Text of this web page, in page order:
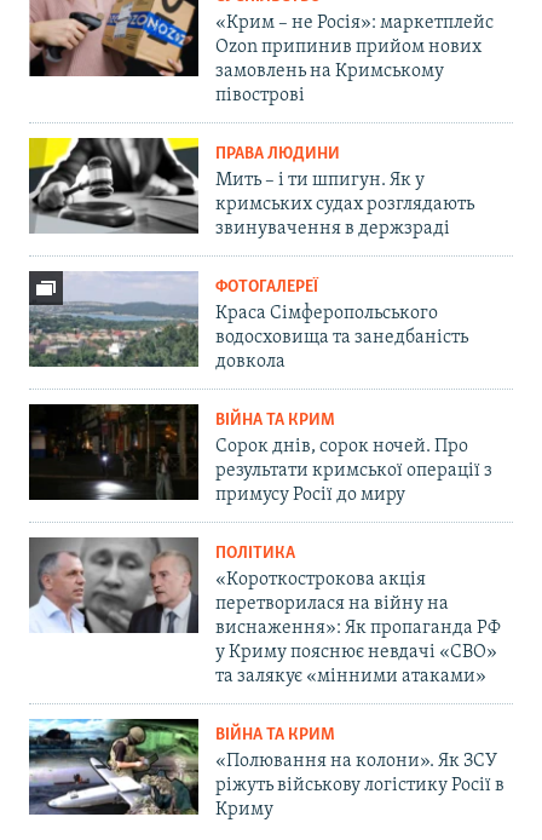
«Крим – не Росія»: маркетплейс
Ozon припинив прийом нових
замовлень на Кримському
півострові
ПРАВА ЛЮДИНИ
Мить – і ти шпигун. Як у
кримських судах розглядають
звинувачення в держзраді
ФОТОГАЛЕРЕЇ
Краса Сімферопольського
водосховища та занедбаність
довкола
ВІЙНА ТА КРИМ
Сорок днів, сорок ночей. Про
результати кримської операції з
примусу Росії до миру
ПОЛІТИКА
«Короткострокова акція
перетворилася на війну на
виснаження»: Як пропаганда РФ
у Криму пояснює невдачі «СВО»
та залякує «мінними атаками»
ВІЙНА ТА КРИМ
«Полювання на колони». Як ЗСУ
ріжуть військову логістику Росії в
Криму